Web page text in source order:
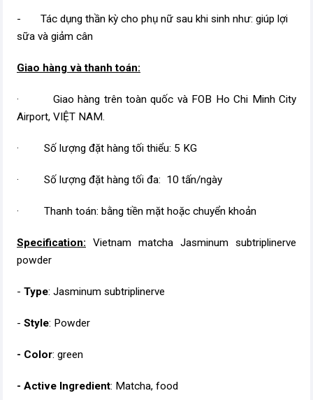
- Tác dụng thần kỳ cho phụ nữ sau khi sinh như: giúp lợi
sữa và giảm cân
Giao hàng và thanh toán:
· Giao hàng trên toàn quốc và FOB Ho Chi Minh City
Airport, VIỆT NAM.
· Số lượng đặt hàng tối thiểu: 5 KG
· Số lượng đặt hàng tối đa: 10 tấn/ngày
· Thanh toán: bằng tiền mặt hoặc chuyển khoản
Specification: Vietnam matcha Jasminum subtriplinerve
powder
- Type: Jasminum subtriplinerve
- Style: Powder
- Color: green
- Active Ingredient: Matcha, food